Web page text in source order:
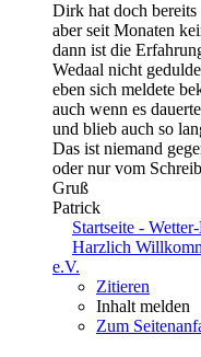
Dirk hat doch bereits
aber seit Monaten
dann ist die
Wedaal nicht
eben sich meldete
auch wenn es
und blieb auch so
Das ist niemand
oder nur vom
Gruß
Patrick
Startseite -
Harzlich
e.V.
Zitieren
Inhalt melden
Zum